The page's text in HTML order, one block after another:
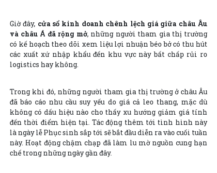
Giờ đây, cửa sổ kinh doanh chênh lệch giá giữa châu Âu
và châu Á đã rộng mở, những người tham gia thị trường
có kế hoạch theo dõi xem liệu lợi nhuận béo bở có thu hút
các xuất xứ nhập khẩu đến khu vực này bất chấp rủi ro
logistics hay không.
Trong khi đó, những người tham gia thị trường ở châu Âu
đã báo cáo nhu cầu suy yếu do giá cả leo thang, mặc dù
không có dấu hiệu nào cho thấy xu hướng giảm giá tính
đến thời điểm hiện tại. Tác động thêm tới tình hình này
là ngày lễ Phục sinh sắp tới sẽ bắt đầu diễn ra vào cuối tuần
này. Hoạt động chậm chạp đã làm lu mờ nguồn cung hạn
chế trong những ngày gần đây.